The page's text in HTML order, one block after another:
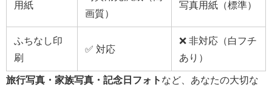
用紙
画質）
写真用紙（標準）
ふちなし印
刷
✅ 対応
❌ 非対応（白フチ
あり）
旅行写真・家族写真・記念日フォト など、あなたの大切な